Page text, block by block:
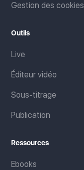
Gestion des cookies
Outils
Live
Éditeur vidéo
Sous-titrage
Publication
Ressources
Ebooks